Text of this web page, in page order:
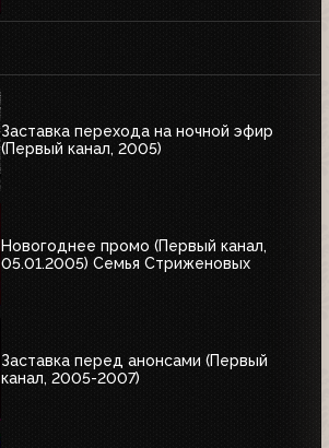
Заставка перехода на ночной эфир
(Первый канал, 2005)
Новогоднее промо (Первый канал,
05.01.2005) Семья Стриженовых
Заставка перед анонсами (Первый
канал, 2005-2007)